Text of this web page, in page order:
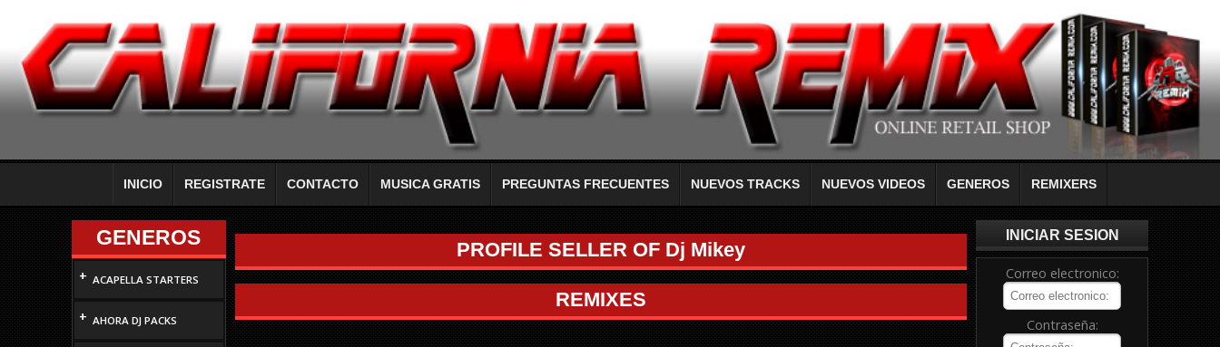
INICIO REGISTRATE CONTACTO MUSICA GRATIS PREGUNTAS FRECUENTES NUEVOS TRACKS NUEVOS VIDEOS GENEROS REMIXERS
GENEROS
+ ACAPELLA STARTERS
+ AHORA DJ PACKS
PROFILE SELLER OF Dj Mikey
REMIXES
INICIAR SESION
Correo electronico:
Contraseña: